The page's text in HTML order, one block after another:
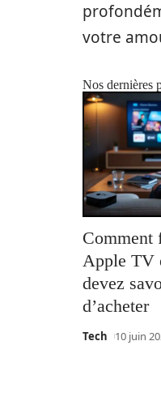
votre
Nos dernières
Comment
Apple TV
devez
d’acheter
Tech 10 juin